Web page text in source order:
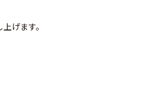
げます。